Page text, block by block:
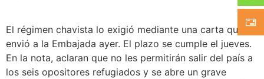
El régimen chavista lo exigió mediante una carta que
envió a la Embajada ayer. El plazo se cumple el jueves.
En la nota, aclaran que no les permitirán salir del país a
los seis opositores refugiados y se abre un grave